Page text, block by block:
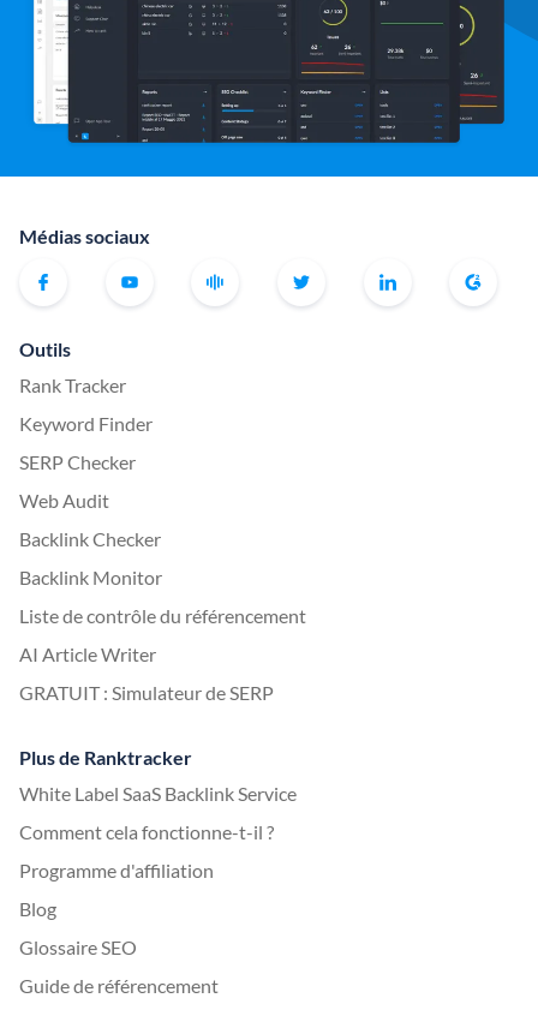
Médias sociaux
Outils
Rank Tracker
Keyword Finder
SERP Checker
Web Audit
Backlink Checker
Backlink Monitor
Liste de contrôle du référencement
AI Article Writer
GRATUIT : Simulateur de SERP
Plus de Ranktracker
White Label SaaS Backlink Service
Comment cela fonctionne-t-il ?
Programme d'affiliation
Blog
Glossaire SEO
Guide de référencement